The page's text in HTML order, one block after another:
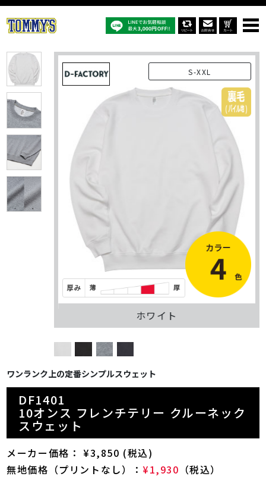
オリジナルスウェット・トレーナー
DF1401：10オンス フレンチテリー クルーネックスウェット
S-XXL
ホワイト
ワンランク上の定番シンプルスウェット
DF1401
10オンス フレンチテリー クルーネック
スウェット
メーカー価格： ¥3,850 (税込)
無地価格（プリントなし）： ¥1,930 （税込）